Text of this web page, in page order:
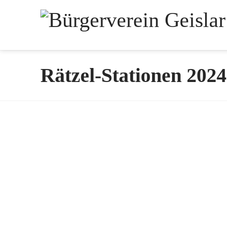
Rätzel-Stationen 2024